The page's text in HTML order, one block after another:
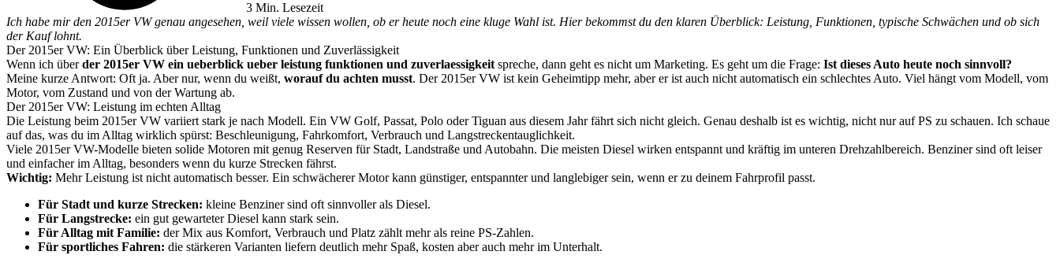
3 Min. Lesezeit
Ich habe mir den 2015er VW genau angesehen, weil viele wissen wollen, ob er heute noch eine kluge Wahl ist. Hier bekommst du den klaren Überblick: Leistung, Funktionen, typische Schwächen und ob sich
der Kauf lohnt.
Der 2015er VW: Ein Überblick über Leistung, Funktionen und Zuverlässigkeit
Wenn ich überder 2015er VW ein ueberblick ueber leistung funktionen und zuverlaessigkeit spreche, dann geht es nicht um Marketing. Es geht um die Frage: Ist dieses Auto heute noch sinnvoll?
Meine kurze Antwort: Oft ja. Aber nur, wenn du weißt, worauf du achten musst. Der 2015er VW ist kein Geheimtipp mehr, aber er ist auch nicht automatisch ein schlechtes Auto. Viel hängt vom Modell, vom
Motor, vom Zustand und von der Wartung ab.
Der 2015er VW: Leistung im echten Alltag
Die Leistung beim 2015er VW variiert stark je nach Modell. Ein VW Golf, Passat, Polo oder Tiguan aus diesem Jahr fährt sich nicht gleich. Genau deshalb ist es wichtig, nicht nur auf PS zu schauen. Ich schaue
auf das, was du im Alltag wirklich spürst: Beschleunigung, Fahrkomfort, Verbrauch und Langstreckentauglichkeit.
Viele 2015er VW-Modelle bieten solide Motoren mit genug Reserven für Stadt, Landstraße und Autobahn. Die meisten Diesel wirken entspannt und kräftig im unteren Drehzahlbereich. Benziner sind oft leiser
und einfacher im Alltag, besonders wenn du kurze Strecken fährst.
Wichtig: Mehr Leistung ist nicht automatisch besser. Ein schwächerer Motor kann günstiger, entspannter und langlebiger sein, wenn er zu deinem Fahrprofil passt.
Für Stadt und kurze Strecken: kleine Benziner sind oft sinnvoller als Diesel.
Für Langstrecke: ein gut gewarteter Diesel kann stark sein.
Für Alltag mit Familie: der Mix aus Komfort, Verbrauch und Platz zählt mehr als reine PS-Zahlen.
Für sportliches Fahren: die stärkeren Varianten liefern deutlich mehr Spaß, kosten aber auch mehr im Unterhalt.